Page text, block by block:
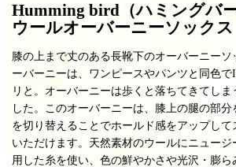
Humming bird（ハミングバー
ウールオーバーニーソックス
膝の上まで丈のある長靴下のオーバーニーソ
ーバーニーは、ワンピースやパンツと同色
リと。オーバーニーは歩くと落ちてきてし
した。このオーバーニーは、膝上の腿の部
を切り替えることでホールド感をアップして
いただけます。天然素材のウールにニュージ
用した糸を使い、色の鮮やかさや光沢・膨ら